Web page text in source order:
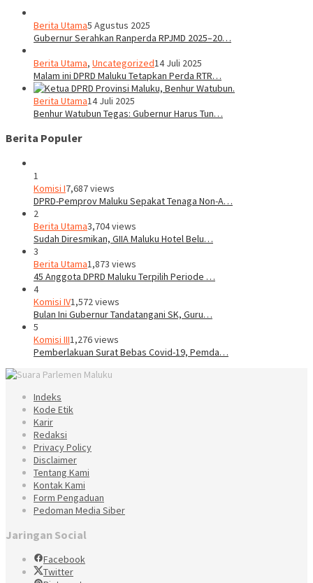
Berita Utama5 Agustus 2025
Gubernur Serahkan Ranperda RPJMD 2025–20…
Berita Utama, Uncategorized14 Juli 2025
Malam ini DPRD Maluku Tetapkan Perda RTR…
Berita Utama14 Juli 2025
Benhur Watubun Tegas: Gubernur Harus Tun…
Berita Populer
1
Komisi I7,687 views
DPRD-Pemprov Maluku Sepakat Tenaga Non-A…
2
Berita Utama3,704 views
Sudah Diresmikan, GIIA Maluku Hotel Belu…
3
Berita Utama1,873 views
45 Anggota DPRD Maluku Terpilih Periode …
4
Komisi IV1,572 views
Bulan Ini Gubernur Tandatangani SK, Guru…
5
Komisi III1,276 views
Pemberlakuan Surat Bebas Covid-19, Pemda…
Indeks
Kode Etik
Karir
Redaksi
Privacy Policy
Disclaimer
Tentang Kami
Kontak Kami
Form Pengaduan
Pedoman Media Siber
Jaringan Social
Facebook
Twitter